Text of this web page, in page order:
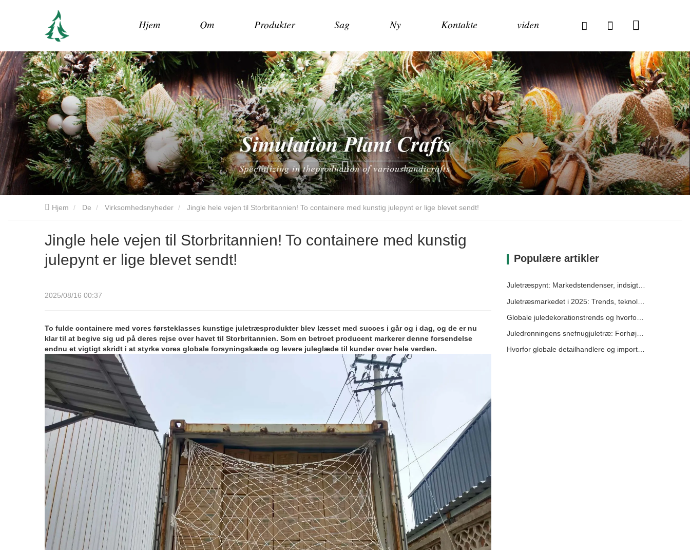
Hjem Om Produkter Sag Ny Kontakte viden
Hjem De Virksomhedsnyheder Jingle hele vejen til Storbritannien! To containere med kunstig julepynt er lige blevet sendt!
Jingle hele vejen til Storbritannien! To containere med kunstig
julepynt er lige blevet sendt!
2025/08/16 00:37
To fulde containere med vores førsteklasses kunstige juletræsprodukter blev læsset med succes i går og i dag, og de er nu
klar til at begive sig ud på deres rejse over havet til Storbritannien. Som en betroet producent markerer denne forsendelse
endnu et vigtigt skridt i at styrke vores globale forsyningskæde og levere juleglæde til kunder over hele verden.
Populære artikler
Juletræspynt: Markedstendenser, indsigt i forsyningskæden og indkøbsguide 2025
Hvorfor globale detailhandlere og importører vælger Christmas Queen: En omfattende B2B-guide til indkøb af juledekorationer